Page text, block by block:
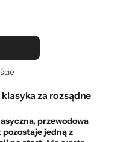
za rozsądne
przewodowa
jedną z